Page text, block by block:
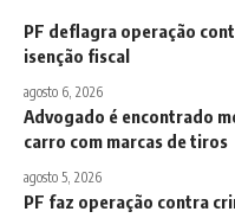
PF deflagra operação
isenção fiscal
agosto 6, 2026
Advogado é encontrado
carro com marcas de tiros
agosto 5, 2026
PF faz operação contra